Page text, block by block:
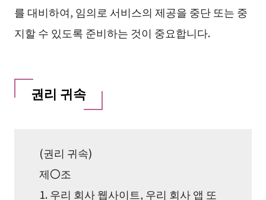
를 대비하여, 임의로 서비스의 제공을 중단 또는 중
지할 수 있도록 준비하는 것이 중요합니다.
권리 귀속
(권리 귀속)
제〇조
1. 우리 회사 웹사이트, 우리 회사 앱 또